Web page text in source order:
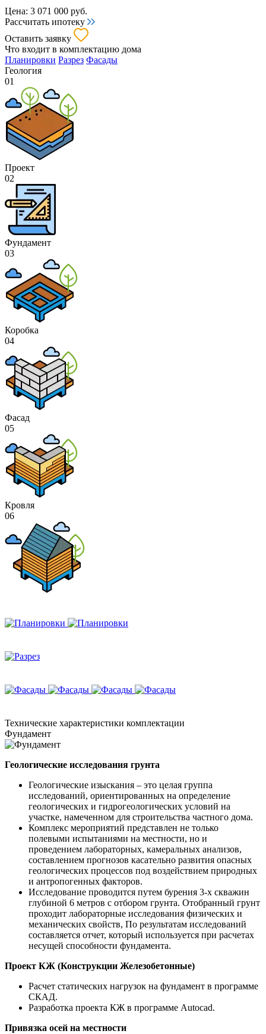
Цена: 3 071 000 руб.
Рассчитать ипотеку
Оставить заявку
Что входит в комплектацию дома
Планировки Разрез Фасады
Геология
01
Проект
02
Фундамент
03
Коробка
04
Фасад
05
Кровля
06
Технические характеристики комплектации
Фундамент
Геологические исследования грунта
Геологические изыскания – это целая группа
исследований, ориентированных на определение
геологических и гидрогеологических условий на
участке, намеченном для строительства частного дома.
Комплекс мероприятий представлен не только
полевыми испытаниями на местности, но и
проведением лабораторных, камеральных анализов,
составлением прогнозов касательно развития опасных
геологических процессов под воздействием природных
и антропогенных факторов.
Исследование проводится путем бурения 3-х скважин
глубиной 6 метров с отбором грунта. Отобранный грунт
проходит лабораторные исследования физических и
механических свойств, По результатам исследований
составляется отчет, который используется при расчетах
несущей способности фундамента.
Проект КЖ (Конструкции Железобетонные)
Расчет статических нагрузок на фундамент в программе
СКАД.
Разработка проекта КЖ в программе Autocad.
Привязка осей на местности